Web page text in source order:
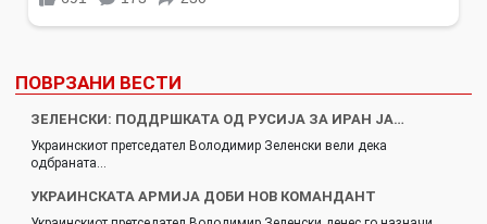
ПОВРЗАНИ ВЕСТИ
ЗЕЛЕНСКИ: ПОДДРШКАТА ОД РУСИЈА ЗА ИРАН ЈА…
Украинскиот претседател Володимир Зеленски вели дека
одбраната…
УКРАИНСКАТА АРМИЈА ДОБИ НОВ КОМАНДАНТ